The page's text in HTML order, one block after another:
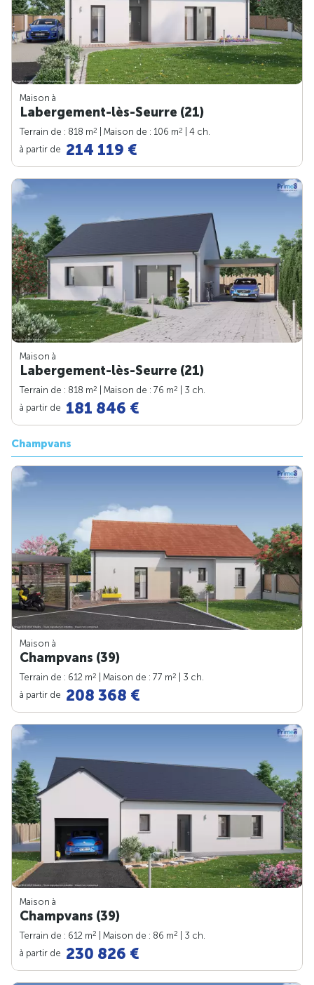
Maison à
Labergement-lès-Seurre (21)
Terrain de : 818 m2 | Maison de : 106 m2
| 4 ch.
à partir de 214 119 €
Maison à
Labergement-lès-Seurre (21)
Terrain de : 818 m2 | Maison de : 76 m2
| 3 ch.
à partir de 181 846 €
Champvans
Maison à
Champvans (39)
Terrain de : 612 m2 | Maison de : 77 m2
| 3 ch.
à partir de 208 368 €
Maison à
Champvans (39)
Terrain de : 612 m2 | Maison de : 86 m2
| 3 ch.
à partir de 230 826 €